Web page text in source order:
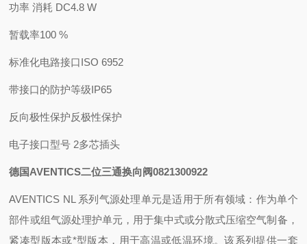
功率 消耗 DC4.8 W
暂载率100 %
标准化电路接口ISO 6952
带接口的防护等级IP65
反向极性保护反极性保护
电子接口型号 2多芯插头
德国AVENTICS二位三通换向阀0821300922
AVENTICS NL 系列气源处理单元是适用于所有领域：作为单个
部件或组气源处理护单元，用于集中式或分散式压缩空气制备，
紧凑型版本或*型版本，用于高温或低温环境。该系列提供一套